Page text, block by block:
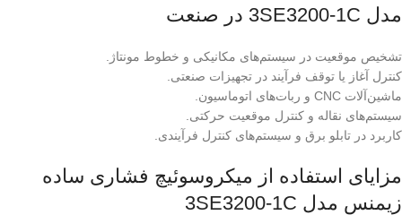
مدل 3SE3200-1C در صنعت
تشخیص موقعیت در سیستم‌های مکانیکی و خطوط مونتاژ.
کنترل آغاز یا توقف فرآیند در تجهیزات صنعتی.
ماشین‌آلات CNC و ربات‌های اتوماسیون.
سیستم‌های نقاله و کنترل موقعیت حرکتی.
کاربرد در تابلو برق و سیستم‌های کنترل فرآیندی.
مزایای استفاده از میکروسوئیچ فشاری ساده
زیمنس مدل 3SE3200-1C